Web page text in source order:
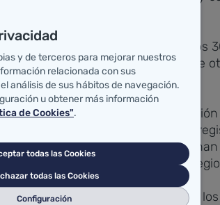
se ha duplicado en los últimos
hayan variado significativamente
de la motoneurona:
enfermedad de la motoneurona
estos casos, los investigadores
superior de casos en las
la esclerosis lateral amiotrófica,
y de terceros para mejorar nuestros
relacionada con sus
análisis de sus hábitos de navegación.
u obtener más información
de Cookies".
todas las Cookies
todas las Cookies
Configuración